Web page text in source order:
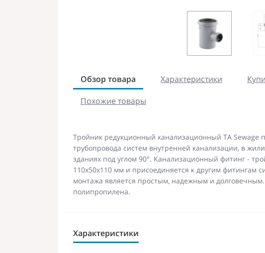
Обзор товара Характеристики
Похожие товары
Тройник редукционный канализационный TA Sewage
трубопровода систем внутренней канализации, в
зданиях под углом 90°. Канализационный фитинг -
110х50х110 мм и присоединяется к другим фитингам
монтажа является простым, надежным и долговечным.
полипропилена.
Характеристики